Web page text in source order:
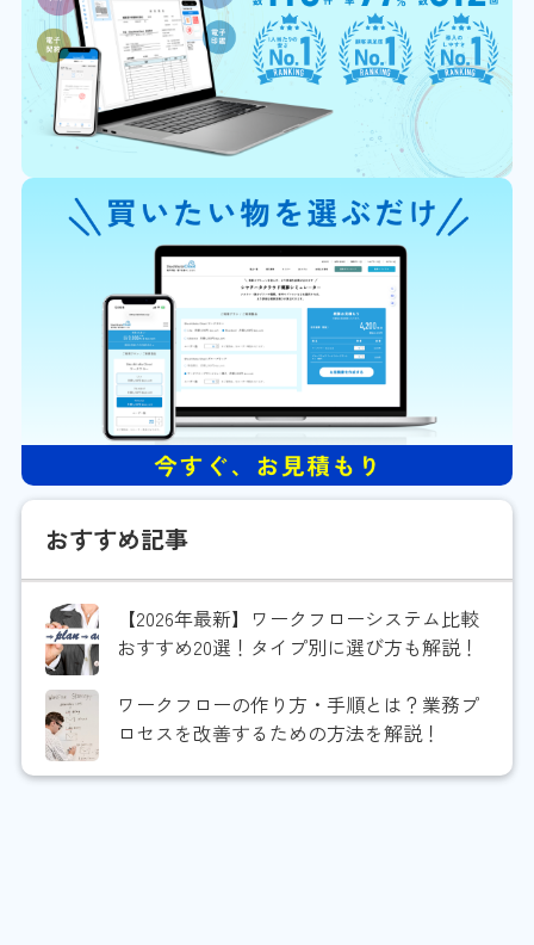
おすすめ記事
【2026年最新】ワークフローシステム比較
おすすめ20選！タイプ別に選び方も解説！
ワークフローの作り方・手順とは？業務プ
ロセスを改善するための方法を解説！